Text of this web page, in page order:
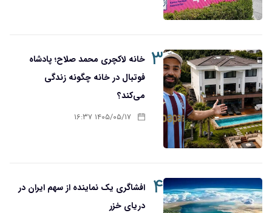
۳ خانه لاکچری محمد صلاح؛ پادشاه
فوتبال در خانه چگونه زندگی
می‌کند؟
۱۴۰۵/۰۵/۱۷ ۱۶:۳۷
۴
افشاگری یک نماینده از سهم ایران در
دریای خزر